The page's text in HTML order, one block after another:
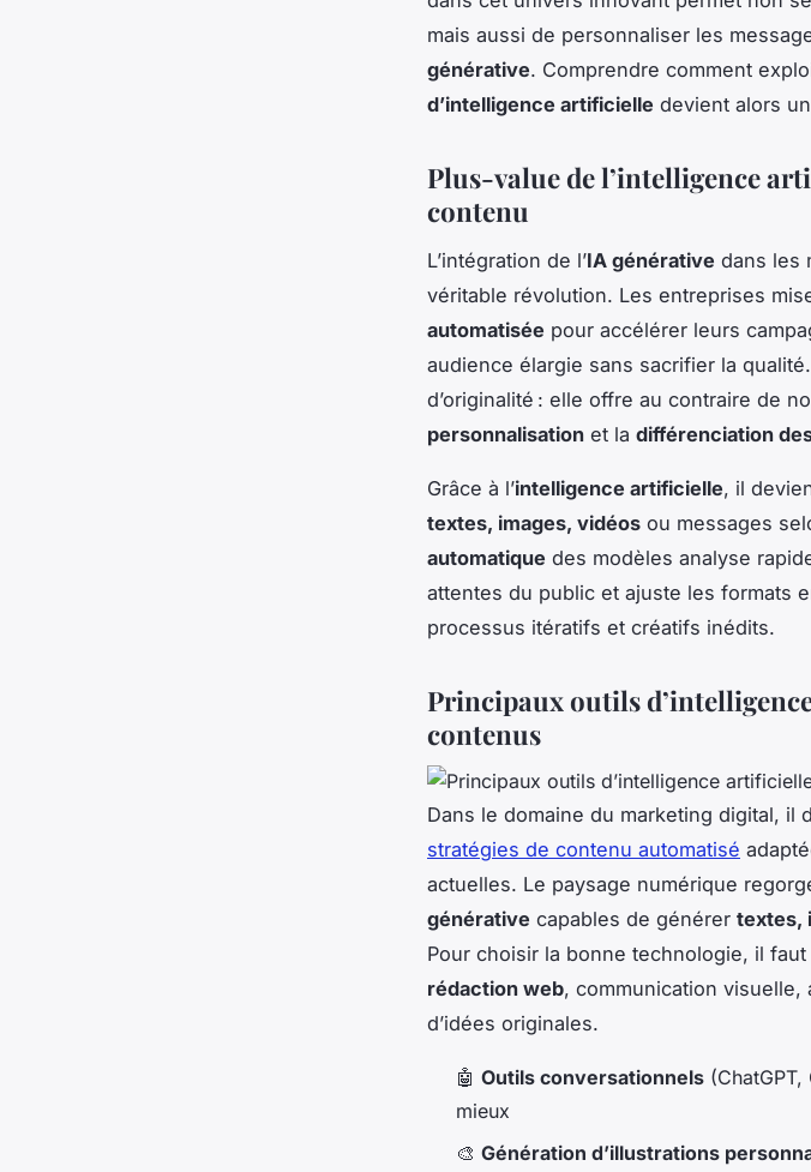
mais aussi de personnaliser les
générative. Comprendre comment
d’intelligence artificielle devient alors
Plus-value de l’intelligence
contenu
L’intégration de l’IA générative dans les
véritable révolution. Les entreprises
automatisée pour accélérer leurs
audience élargie sans sacrifier la
d’originalité : elle offre au contraire de
personnalisation et la différenciation
Grâce à l’intelligence artificielle, il
textes, images, vidéos ou messages
automatique des modèles analyse
attentes du public et ajuste les formats
processus itératifs et créatifs inédits.
Principaux outils
contenus
Dans le domaine du marketing digital, il
stratégies de contenu automatisé
actuelles. Le paysage numérique
générative capables de générer textes,
Pour choisir la bonne technologie, il
rédaction web, communication
d’idées originales.
🤖 Outils conversationnels
mieux
🎨 Génération d’illustrations